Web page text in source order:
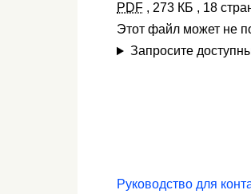
PDF , 273 КБ , 18
Этот файл может не
Запросите
Руководство для